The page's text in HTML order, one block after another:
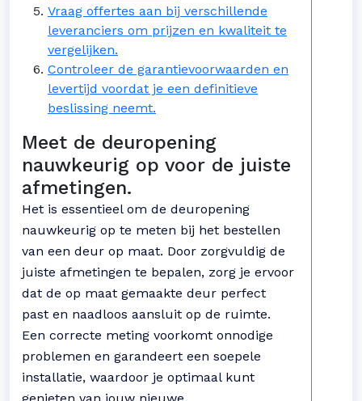
Vraag offertes aan bij verschillende
leveranciers om prijzen en kwaliteit te
vergelijken.
Controleer de garantievoorwaarden en
levertijd voordat je een definitieve
beslissing neemt.
Meet de deuropening
nauwkeurig op voor de juiste
afmetingen.
Het is essentieel om de deuropening
nauwkeurig op te meten bij het bestellen
van een deur op maat. Door zorgvuldig de
juiste afmetingen te bepalen, zorg je ervoor
dat de op maat gemaakte deur perfect
past en naadloos aansluit op de ruimte.
Een correcte meting voorkomt onnodige
problemen en garandeert een soepele
installatie, waardoor je optimaal kunt